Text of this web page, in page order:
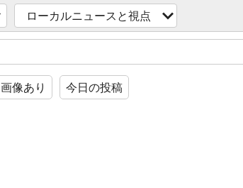
ローカルニュースと視点
画像あり 今日の投稿